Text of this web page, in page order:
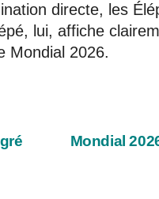
directe, les
lui, affiche
Mondial 2026.
Mondial